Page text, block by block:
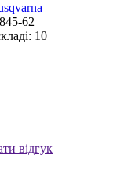
62
10
відгук